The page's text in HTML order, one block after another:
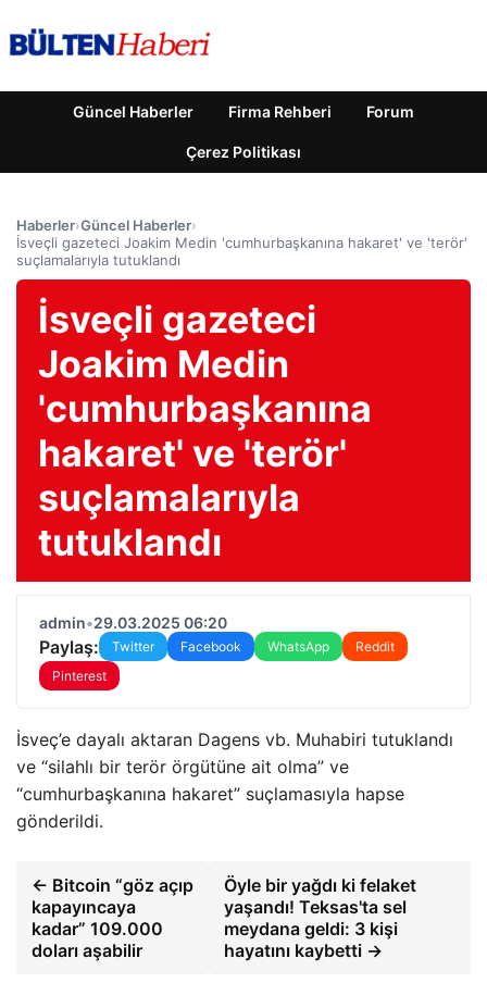
Güncel Haberler Firma Rehberi Forum
Çerez Politikası
Haberler›Güncel Haberler›
İsveçli gazeteci Joakim Medin 'cumhurbaşkanına hakaret' ve 'terör'
suçlamalarıyla tutuklandı
İsveçli gazeteci
Joakim Medin
'cumhurbaşkanına
hakaret' ve 'terör'
suçlamalarıyla
tutuklandı
admin•29.03.2025 06:20
Paylaş: Twitter Facebook WhatsApp
Reddit
Pinterest
İsveç’e dayalı aktaran Dagens vb. Muhabiri tutuklandı
ve “silahlı bir terör örgütüne ait olma” ve
“cumhurbaşkanına hakaret” suçlamasıyla hapse
gönderildi.
← Bitcoin “göz açıp
kapayıncaya
kadar” 109.000
doları aşabilir
Öyle bir yağdı ki felaket
yaşandı! Teksas'ta sel
meydana geldi: 3 kişi
hayatını kaybetti →